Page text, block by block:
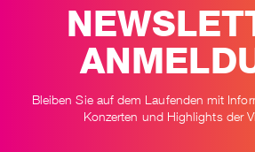
Elaia Quartett (c) Lukas Diller
Bleiben Sie auf dem Laufenden mit
Konzerten und Highlights der